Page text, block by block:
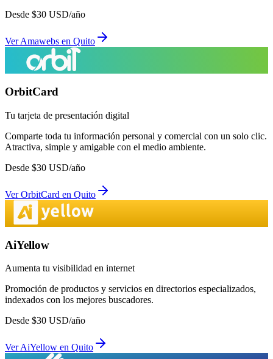
Desde $30 USD/año
VerAmawebs en Quito
OrbitCard
Tu tarjeta de presentación digital
Comparte toda tu información personal y comercial con un solo clic.
Atractiva, simple y amigable con el medio ambiente.
Desde $30 USD/año
VerOrbitCard en Quito
AiYellow
Aumenta tu visibilidad en internet
Promoción de productos y servicios en directorios especializados,
indexados con los mejores buscadores.
Desde $30 USD/año
VerAiYellow en Quito